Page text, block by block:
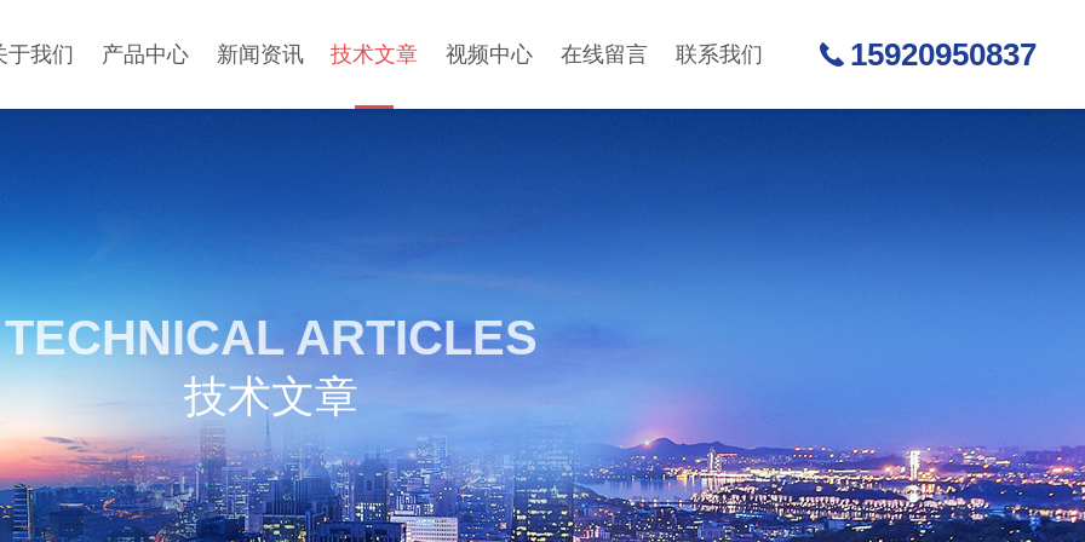
于我们 产品中心 新闻资讯 技术文章 视频中心 在线留言 联系我们 15920950837
TECHNICAL ARTICLES
技术文章